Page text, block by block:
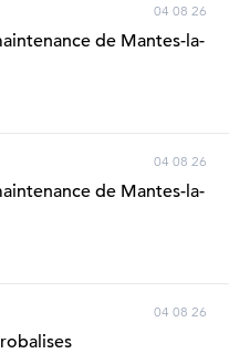
04 08 26
de Mantes-la-
04 08 26
de Mantes-la-
04 08 26